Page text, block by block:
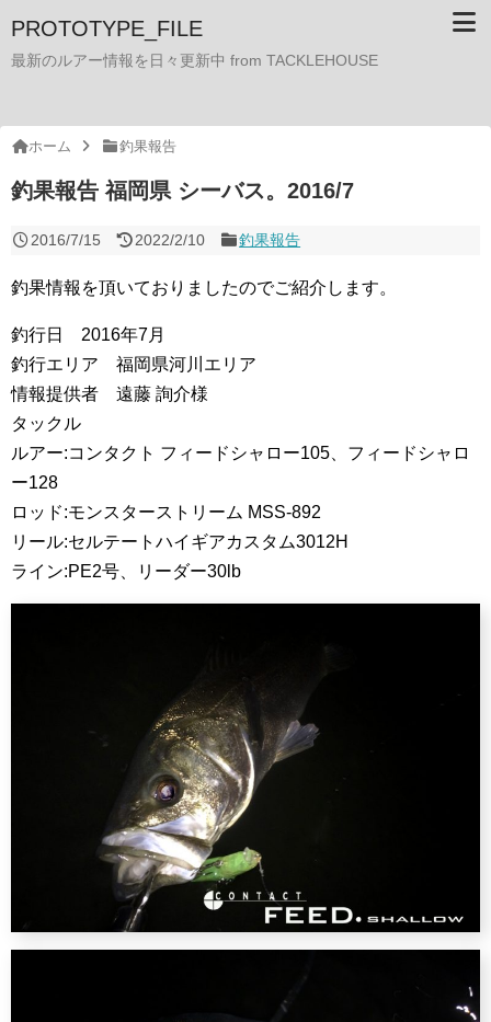
PROTOTYPE_FILE
最新のルアー情報を日々更新中 from TACKLEHOUSE
ホーム 釣果報告
釣果報告 福岡県 シーバス。2016/7
2016/7/15 2022/2/10 釣果報告
釣果情報を頂いておりましたのでご紹介します。
釣行日 2016年7月
釣行エリア 福岡県河川エリア
情報提供者 遠藤 詢介様
タックル
ルアー:コンタクト フィードシャロー105、フィードシャロ
ー128
ロッド:モンスターストリーム MSS-892
リール:セルテートハイギアカスタム3012H
ライン:PE2号、リーダー30lb